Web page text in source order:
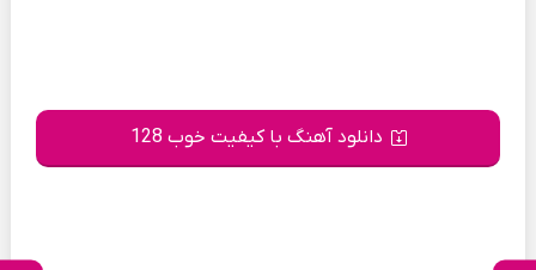
دانلود آهنگ با کیفیت خوب 128